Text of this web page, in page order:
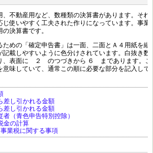
、不動産用など、数種類の決算書があります。それ
じ使いやすく工夫された作りになっています。事業
決算書です。
ための「確定申告書」は一面、二面とＡ４用紙を縦
記載しやすいように色分けされています。白抜き
表面に ２ のつづきから ６ まであります。こ
意味していて、通常この順に必要な部分を記入して
し引かれる金額
し引かれる金額
（青色申告特別控除）
金の計算
業税に関する事項